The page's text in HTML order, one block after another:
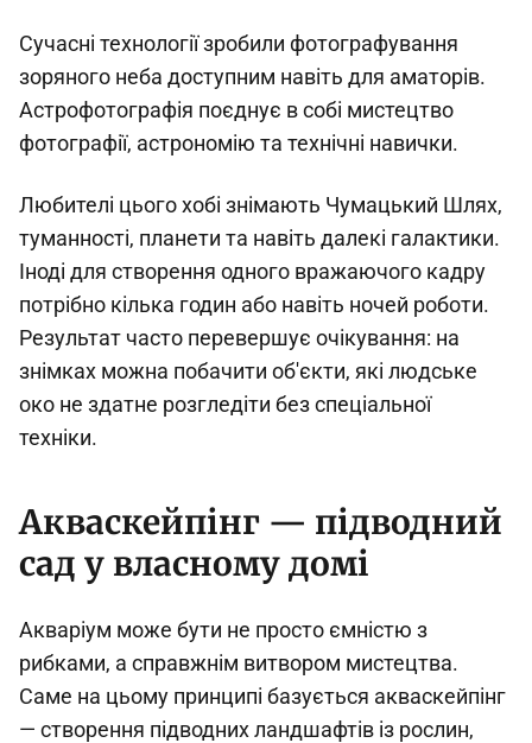
Сучасні технології зробили фотографування
зоряного неба доступним навіть для аматорів.
Астрофотографія поєднує в собі мистецтво
фотографії, астрономію та технічні навички.
Любителі цього хобі знімають Чумацький Шлях,
туманності, планети та навіть далекі галактики.
Іноді для створення одного вражаючого кадру
потрібно кілька годин або навіть ночей роботи.
Результат часто перевершує очікування: на
знімках можна побачити об'єкти, які людське
око не здатне розгледіти без спеціальної
техніки.
Акваскейпінг — підводний
сад у власному домі
Акваріум може бути не просто ємністю з
рибками, а справжнім витвором мистецтва.
Саме на цьому принципі базується акваскейпінг
— створення підводних ландшафтів із рослин,